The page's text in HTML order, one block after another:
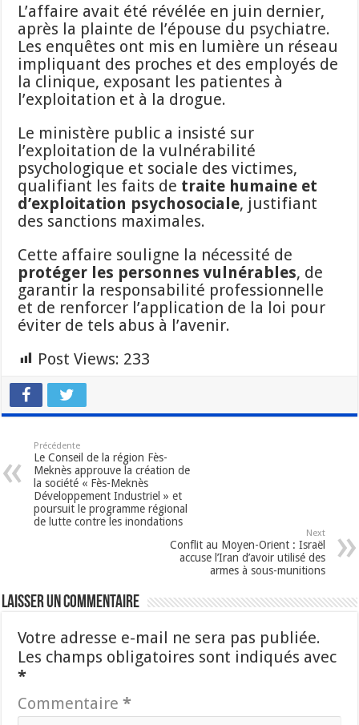
L’affaire avait été révélée en juin dernier,
après la plainte de l’épouse du psychiatre.
Les enquêtes ont mis en lumière un réseau
impliquant des proches et des employés de
la clinique, exposant les patientes à
l’exploitation et à la drogue.
Le ministère public a insisté sur
l’exploitation de la vulnérabilité
psychologique et sociale des victimes,
qualifiant les faits de traite humaine et
d’exploitation psychosociale, justifiant
des sanctions maximales.
Cette affaire souligne la nécessité de
protéger les personnes vulnérables, de
garantir la responsabilité professionnelle
et de renforcer l’application de la loi pour
éviter de tels abus à l’avenir.
Post Views: 233
Précédente
Le Conseil de la région Fès-
Meknès approuve la création de
la société « Fès-Meknès
Développement Industriel » et
poursuit le programme régional
de lutte contre les inondations
Next
Conflit au Moyen-Orient : Israël
accuse l’Iran d’avoir utilisé des
armes à sous-munitions
Laisser un commentaire
Votre adresse e-mail ne sera pas publiée.
Les champs obligatoires sont indiqués avec
*
Commentaire*